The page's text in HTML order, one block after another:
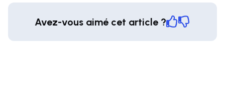
Avez-vous aimé cet article ?